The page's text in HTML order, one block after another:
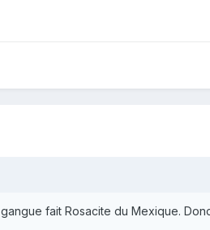
fait Rosacite du Mexique.